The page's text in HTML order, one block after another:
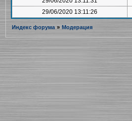
29/06/2020 13:11:26
Индекс форума » Модерация